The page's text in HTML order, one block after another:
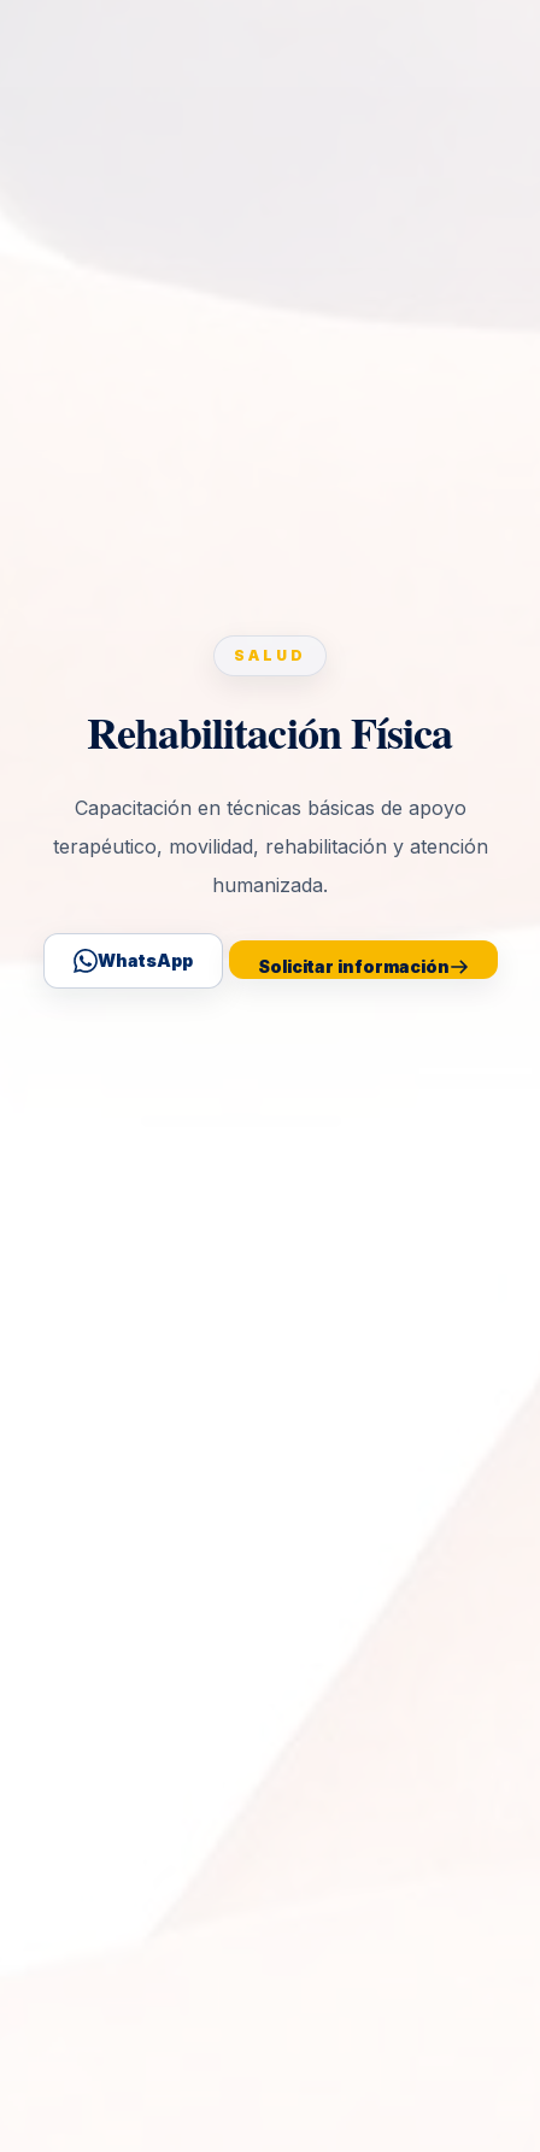
SALUD
Rehabilitación Física
Capacitación en técnicas básicas de apoyo
terapéutico, movilidad, rehabilitación y atención
humanizada.
WhatsApp Solicitar información